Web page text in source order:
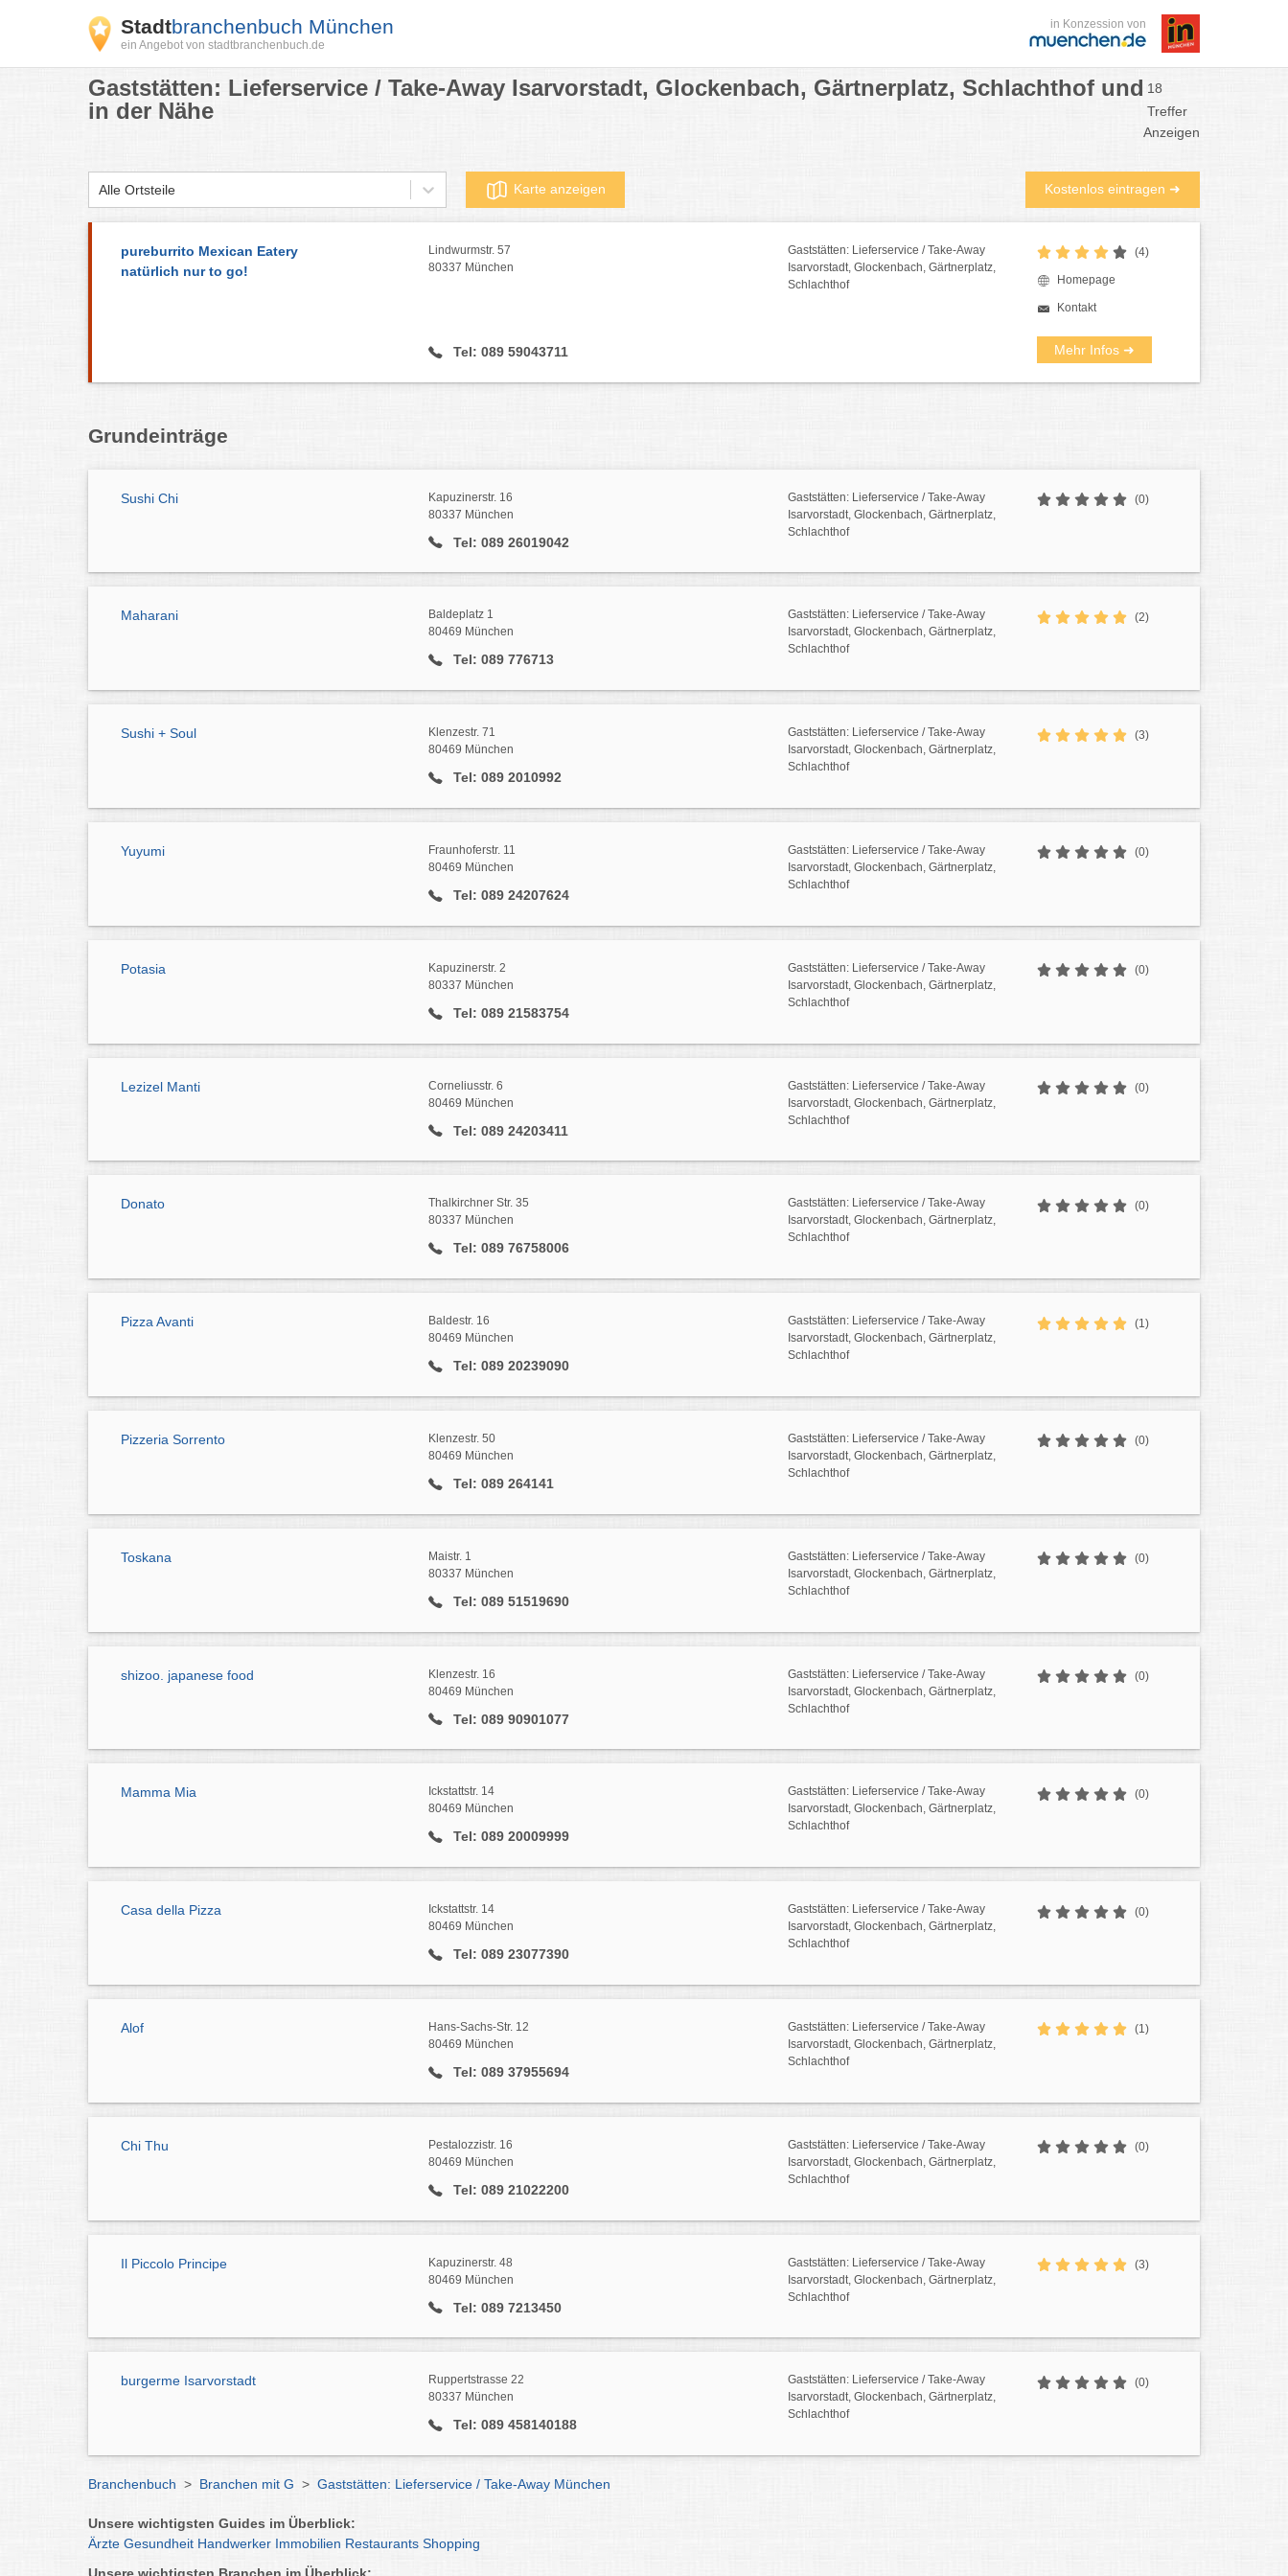
Stadtbranchenbuch München
ein Angebot von stadtbranchenbuch.de
in Konzession von
Gaststätten: Lieferservice / Take-Away Isarvorstadt, Glockenbach, Gärtnerplatz, Schlachthof und
in der Nähe
18
Treffer
Anzeigen
Alle Ortsteile Karte anzeigen Kostenlos eintragen ➜
pureburrito Mexican Eatery
natürlich nur to go!
Lindwurmstr. 57
80337 München
Tel: 089 59043711
Gaststätten: Lieferservice / Take-Away
Isarvorstadt, Glockenbach, Gärtnerplatz,
Schlachthof
(4)
Homepage
Kontakt
Mehr Infos ➜
Grundeinträge
Sushi Chi
Kapuzinerstr. 16
80337 München
Tel: 089 26019042
Gaststätten: Lieferservice / Take-Away
Isarvorstadt, Glockenbach, Gärtnerplatz,
Schlachthof
(0)
Maharani
Baldeplatz 1
80469 München
Tel: 089 776713
Gaststätten: Lieferservice / Take-Away
Isarvorstadt, Glockenbach, Gärtnerplatz,
Schlachthof
(2)
Sushi + Soul
Klenzestr. 71
80469 München
Tel: 089 2010992
Gaststätten: Lieferservice / Take-Away
Isarvorstadt, Glockenbach, Gärtnerplatz,
Schlachthof
(3)
Yuyumi
Fraunhoferstr. 11
80469 München
Tel: 089 24207624
Gaststätten: Lieferservice / Take-Away
Isarvorstadt, Glockenbach, Gärtnerplatz,
Schlachthof
(0)
Potasia
Kapuzinerstr. 2
80337 München
Tel: 089 21583754
Gaststätten: Lieferservice / Take-Away
Isarvorstadt, Glockenbach, Gärtnerplatz,
Schlachthof
(0)
Lezizel Manti
Corneliusstr. 6
80469 München
Tel: 089 24203411
Gaststätten: Lieferservice / Take-Away
Isarvorstadt, Glockenbach, Gärtnerplatz,
Schlachthof
(0)
Donato
Thalkirchner Str. 35
80337 München
Tel: 089 76758006
Gaststätten: Lieferservice / Take-Away
Isarvorstadt, Glockenbach, Gärtnerplatz,
Schlachthof
(0)
Pizza Avanti
Baldestr. 16
80469 München
Tel: 089 20239090
Gaststätten: Lieferservice / Take-Away
Isarvorstadt, Glockenbach, Gärtnerplatz,
Schlachthof
(1)
Pizzeria Sorrento
Klenzestr. 50
80469 München
Tel: 089 264141
Gaststätten: Lieferservice / Take-Away
Isarvorstadt, Glockenbach, Gärtnerplatz,
Schlachthof
(0)
Toskana
Maistr. 1
80337 München
Tel: 089 51519690
Gaststätten: Lieferservice / Take-Away
Isarvorstadt, Glockenbach, Gärtnerplatz,
Schlachthof
(0)
shizoo. japanese food
Klenzestr. 16
80469 München
Tel: 089 90901077
Gaststätten: Lieferservice / Take-Away
Isarvorstadt, Glockenbach, Gärtnerplatz,
Schlachthof
(0)
Mamma Mia
Ickstattstr. 14
80469 München
Tel: 089 20009999
Gaststätten: Lieferservice / Take-Away
Isarvorstadt, Glockenbach, Gärtnerplatz,
Schlachthof
(0)
Casa della Pizza
Ickstattstr. 14
80469 München
Tel: 089 23077390
Gaststätten: Lieferservice / Take-Away
Isarvorstadt, Glockenbach, Gärtnerplatz,
Schlachthof
(0)
Alof
Hans-Sachs-Str. 12
80469 München
Tel: 089 37955694
Gaststätten: Lieferservice / Take-Away
Isarvorstadt, Glockenbach, Gärtnerplatz,
Schlachthof
(1)
Chi Thu
Pestalozzistr. 16
80469 München
Tel: 089 21022200
Gaststätten: Lieferservice / Take-Away
Isarvorstadt, Glockenbach, Gärtnerplatz,
Schlachthof
(0)
Il Piccolo Principe
Kapuzinerstr. 48
80469 München
Tel: 089 7213450
Gaststätten: Lieferservice / Take-Away
Isarvorstadt, Glockenbach, Gärtnerplatz,
Schlachthof
(3)
burgerme Isarvorstadt
Ruppertstrasse 22
80337 München
Tel: 089 458140188
Gaststätten: Lieferservice / Take-Away
Isarvorstadt, Glockenbach, Gärtnerplatz,
Schlachthof
(0)
Branchenbuch > Branchen mit G > Gaststätten: Lieferservice / Take-Away München
Unsere wichtigsten Guides im Überblick:
Ärzte Gesundheit Handwerker Immobilien Restaurants Shopping